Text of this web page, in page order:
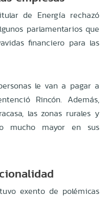
de Energía rechazó
parlamentarios que
financiero para las
le van a pagar a
Rincón. Además,
las zonas rurales y
mucho mayor en sus
exento de polémicas